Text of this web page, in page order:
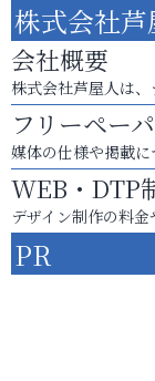
株式会社芦
会社概要
株式会社芦屋人は
フリーペー
媒体の仕様や掲載に
WEB・DTP
デザイン制作の料
PR